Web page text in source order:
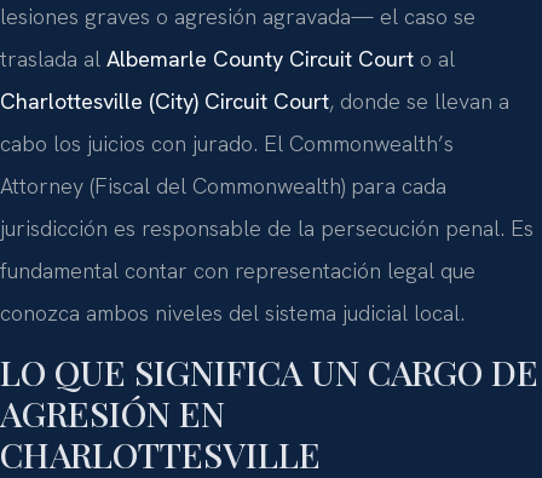
lesiones graves o agresión agravada— el caso se
traslada al Albemarle County Circuit Court o al
Charlottesville (City) Circuit Court, donde se llevan a
cabo los juicios con jurado. El Commonwealth’s
Attorney (Fiscal del Commonwealth) para cada
jurisdicción es responsable de la persecución penal. Es
fundamental contar con representación legal que
conozca ambos niveles del sistema judicial local.
LO QUE SIGNIFICA UN CARGO DE
AGRESIÓN EN
CHARLOTTESVILLE